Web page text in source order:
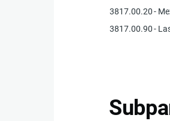
3817.00.20-
3817.00.90-